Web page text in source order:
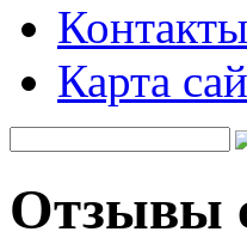
Контакты
Карта
Отзывы